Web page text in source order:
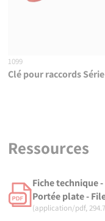
1099
Clé pour raccords
Ressources
Fiche technique
Portée plate -
(application/pdf,